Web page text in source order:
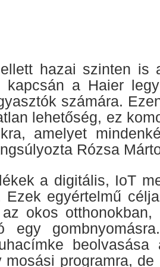
hazai szinten
kapcsán a Haier
számára.
lehetőség, ez
amelyet
Rózsa
a digitális, IoT
Ezek egyértelmű
okos
egy
beolvasása
mosási programra,